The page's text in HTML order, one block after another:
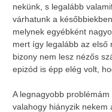
nekünk, s legalább
várhatunk a
melynek egyébként
mert így legalább az első
bizony nem lesz nézős
epizód is épp elég volt,
A legnagyobb
valahogy hiányzik nekem